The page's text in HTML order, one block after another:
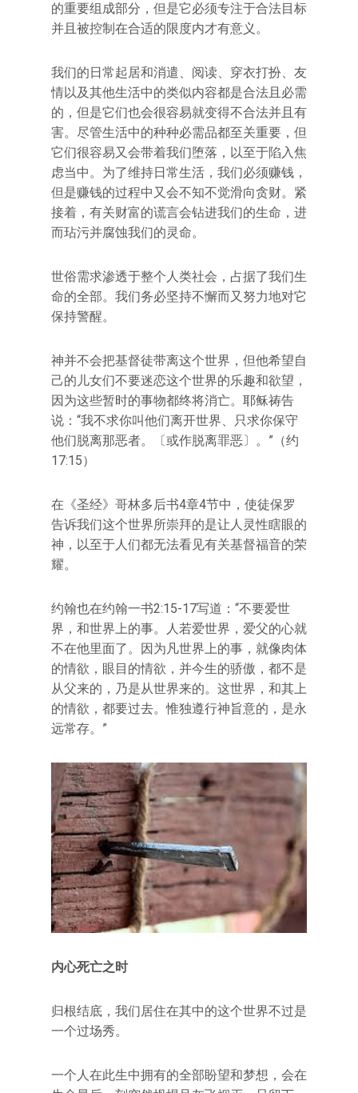
的重要组成部分，但是它必须专注于合法目标
并且被控制在合适的限度内才有意义。
我们的日常起居和消遣、阅读、穿衣打扮、友
情以及其他生活中的类似内容都是合法且必需
的，但是它们也会很容易就变得不合法并且有
害。尽管生活中的种种必需品都至关重要，但
它们很容易又会带着我们堕落，以至于陷入焦
虑当中。为了维持日常生活，我们必须赚钱，
但是赚钱的过程中又会不知不觉滑向贪财。紧
接着，有关财富的谎言会钻进我们的生命，进
而玷污并腐蚀我们的灵命。
世俗需求渗透于整个人类社会，占据了我们生
命的全部。我们务必坚持不懈而又努力地对它
保持警醒。
神并不会把基督徒带离这个世界，但他希望自
己的儿女们不要迷恋这个世界的乐趣和欲望，
因为这些暂时的事物都终将消亡。耶稣祷告
说：“我不求你叫他们离开世界、只求你保守
他们脱离那恶者。〔或作脱离罪恶〕。”（约
17:15）
在《圣经》哥林多后书4章4节中，使徒保罗
告诉我们这个世界所崇拜的是让人灵性瞎眼的
神，以至于人们都无法看见有关基督福音的荣
耀。
约翰也在约翰一书2:15-17写道：“不要爱世
界，和世界上的事。人若爱世界，爱父的心就
不在他里面了。因为凡世界上的事，就像肉体
的情欲，眼目的情欲，并今生的骄傲，都不是
从父来的，乃是从世界来的。这世界，和其上
的情欲，都要过去。惟独遵行神旨意的，是永
远常存。”
内心死亡之时
归根结底，我们居住在其中的这个世界不过是
一个过场秀。
一个人在此生中拥有的全部盼望和梦想，会在